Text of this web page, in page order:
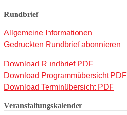
Rundbrief
Allgemeine Informationen
Gedruckten Rundbrief abonnieren
Download Rundbrief PDF
Download Programmübersicht PDF
Download Terminübersicht PDF
Veranstaltungskalender